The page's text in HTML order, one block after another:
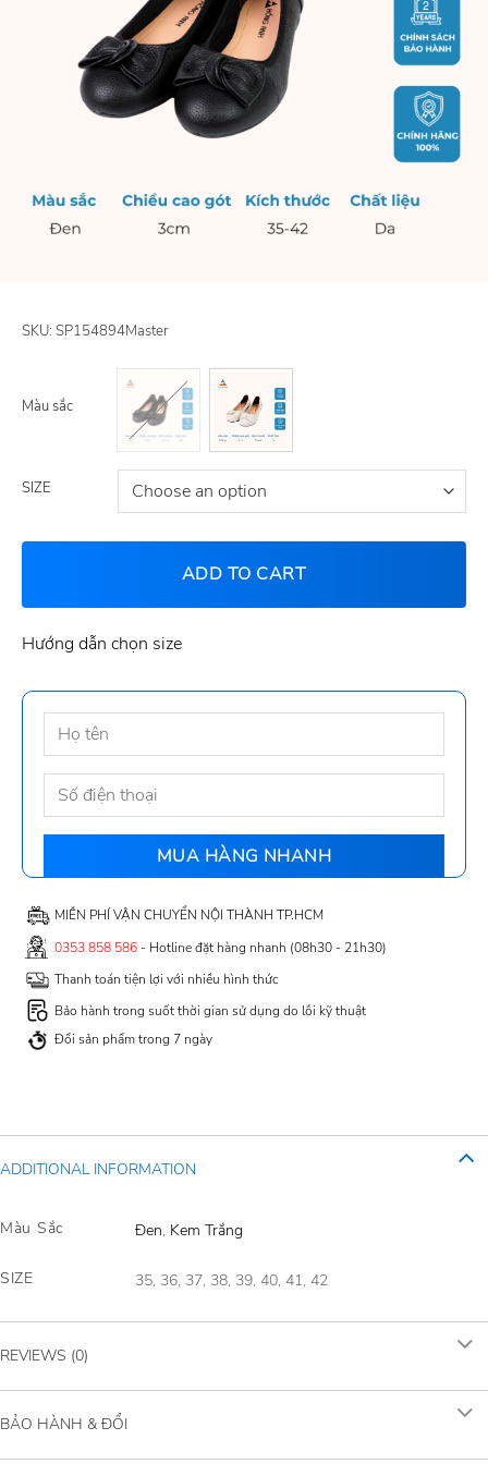
SKU: SP154894Master
Màu sắc
SIZE
ADD TO CART
Hướng dẫn chọn size
MIỄN PHÍ VẬN CHUYỂN NỘI THÀNH TP.HCM
0353 858 586- Hotline đặt hàng nhanh (08h30 - 21h30)
Thanh toán tiện lợi với nhiều hình thức
Bảo hành trong suốt thời gian sử dụng do lỗi kỹ thuật
Đổi sản phẩm trong 7 ngày
ADDITIONAL INFORMATION
Màu Sắc Đen, Kem Trắng
SIZE 35, 36, 37, 38, 39, 40, 41, 42
REVIEWS (0)
BẢO HÀNH & ĐỔI